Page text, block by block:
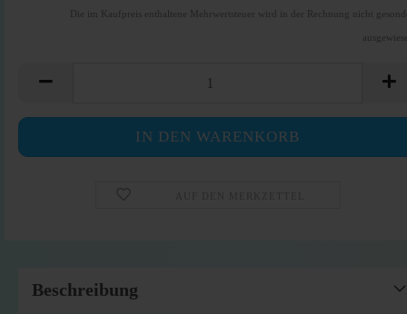
Die im Kaufpreis enthaltene Mehrwertsteuer wird in der Rechnung nicht
Beschreibung